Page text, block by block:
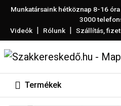
Munkatársaink hétköznap 8-16
3000
Videók | Rólunk | Szállítás,
Termékek